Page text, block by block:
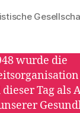
wurde die
Tag als